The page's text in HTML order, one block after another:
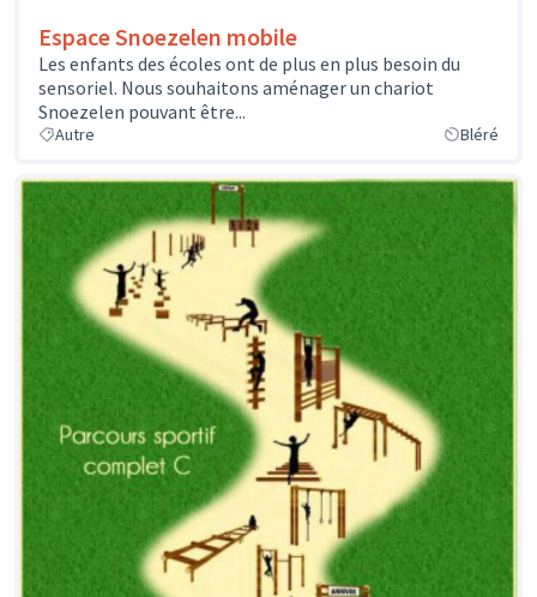
Espace Snoezelen mobile
Les enfants des écoles ont de plus en plus besoin du
sensoriel. Nous souhaitons aménager un chariot
Snoezelen pouvant être...
Autre Bléré